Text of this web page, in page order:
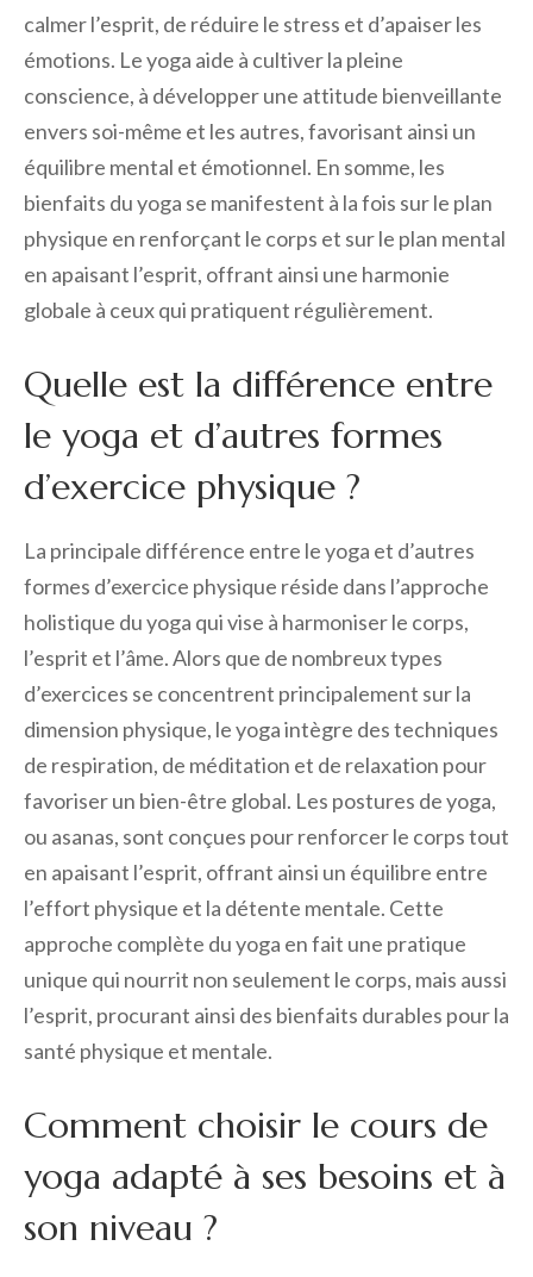
calmer l’esprit, de réduire le stress et d’apaiser les
émotions. Le yoga aide à cultiver la pleine
conscience, à développer une attitude bienveillante
envers soi-même et les autres, favorisant ainsi un
équilibre mental et émotionnel. En somme, les
bienfaits du yoga se manifestent à la fois sur le plan
physique en renforçant le corps et sur le plan mental
en apaisant l’esprit, offrant ainsi une harmonie
globale à ceux qui pratiquent régulièrement.
Quelle est la différence entre
le yoga et d’autres formes
d’exercice physique ?
La principale différence entre le yoga et d’autres
formes d’exercice physique réside dans l’approche
holistique du yoga qui vise à harmoniser le corps,
l’esprit et l’âme. Alors que de nombreux types
d’exercices se concentrent principalement sur la
dimension physique, le yoga intègre des techniques
de respiration, de méditation et de relaxation pour
favoriser un bien-être global. Les postures de yoga,
ou asanas, sont conçues pour renforcer le corps tout
en apaisant l’esprit, offrant ainsi un équilibre entre
l’effort physique et la détente mentale. Cette
approche complète du yoga en fait une pratique
unique qui nourrit non seulement le corps, mais aussi
l’esprit, procurant ainsi des bienfaits durables pour la
santé physique et mentale.
Comment choisir le cours de
yoga adapté à ses besoins et à
son niveau ?